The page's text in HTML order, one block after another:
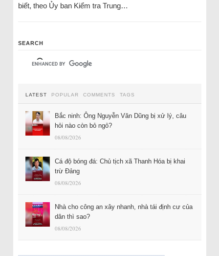
biết, theo Ủy ban Kiểm tra Trung…
SEARCH
LATEST POPULAR COMMENTS TAGS
Bắc ninh: Ông Nguyễn Văn Dũng bị xử lý, câu
hỏi nào còn bỏ ngỏ?
08/08/2026
Cá độ bóng đá: Chủ tịch xã Thanh Hóa bị khai
trừ Đảng
08/08/2026
Nhà cho công an xây nhanh, nhà tái định cư của
dân thì sao?
08/08/2026